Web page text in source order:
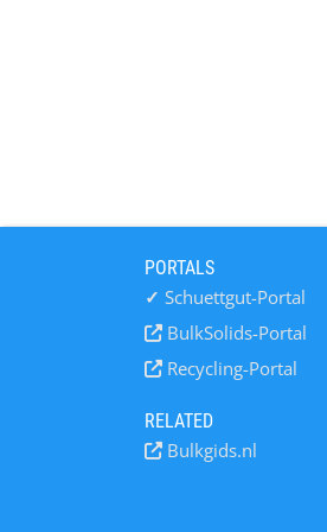
PORTALS
✓ Schuettgut-Portal
BulkSolids-Portal
Recycling-Portal
RELATED
Bulkgids.nl